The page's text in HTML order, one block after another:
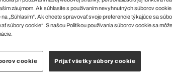
záujmom. Ak súhlasíte s používaním nevyhnutných súborov cookie
„Súhlasím“. Ak chcete spravovať svoje preferencie týkajúce sa
súbory cookie“. S našou Politikou používania súborov cookie sa
cookie Prijať všetky súbory cookie